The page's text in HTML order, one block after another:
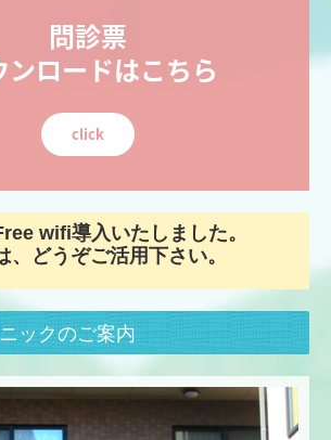
問診票
ンロードはこちら
click
wifi導入いたしました。
、どうぞご活用下さい。
ックのご案内